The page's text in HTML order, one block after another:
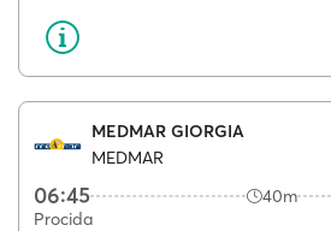
MEDMAR GIORGIA
MEDMAR
06:45 40m
Procida